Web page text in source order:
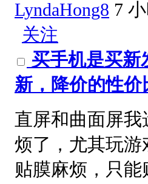
LyndaHong8 7
关注
买手机是买新
新，降价的性价
直屏和曲面屏
烦了，尤其玩
贴膜麻烦，只